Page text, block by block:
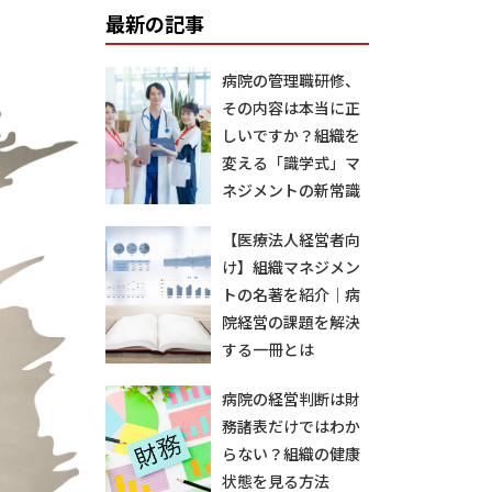
最新の記事
病院の管理職研修、
その内容は本当に正
しいですか？組織を
変える「識学式」マ
ネジメントの新常識
【医療法人経営者向
け】組織マネジメン
トの名著を紹介｜病
院経営の課題を解決
する一冊とは
病院の経営判断は財
務諸表だけではわか
らない？組織の健康
状態を見る方法